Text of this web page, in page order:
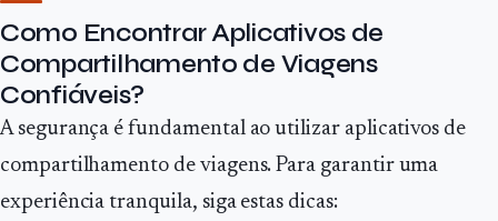
Como Encontrar Aplicativos de
Compartilhamento de Viagens
Confiáveis?
A segurança é fundamental ao utilizar aplicativos de
compartilhamento de viagens. Para garantir uma
experiência tranquila, siga estas dicas: